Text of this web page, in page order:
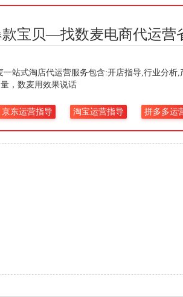
宝贝—找数麦电商代运营
站式淘店代运营服务包含:开店指导,行业分析,
，数麦用效果说话
京东运营指导 淘宝运营指导 拼多多运